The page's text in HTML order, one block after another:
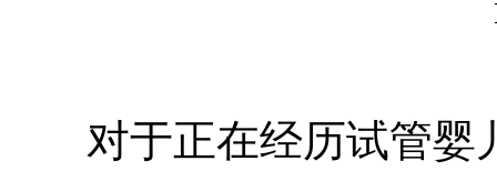
对于正在经历试管婴